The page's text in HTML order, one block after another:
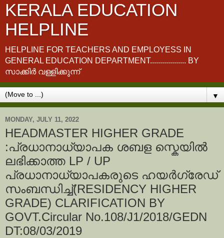
KERALA EDUCATION
HELPLINE
HELPLINE FOR TEACHERS AND EMPLOYESS IN
GENERAL EDUCATION DEPARTMENT.................. BY
സാക്കിർ വള്ളിക്കുന്ന്
▼
MONDAY, JULY 11, 2022
HEADMASTER HIGHER GRADE
:പ്രധാനാധ്യാപക ശബള സ്കെയിൽ
ലഭിക്കാത്ത LP / UP
പ്രധാനാധ്യാപകരുടെ ഹയർഗ്രേഡ്
സംബന്ധിച്ച്(RESIDENCY HIGHER
GRADE) CLARIFICATION BY
GOVT.Circular No.108/J1/2018/GEDN
DT:08/03/2019